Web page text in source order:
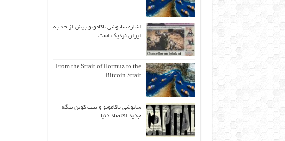
اشاره ساتوشی ناکاموتو بیش از حد به
ایران نزدیک است
From the Strait of Hormuz to the
Bitcoin Strait
ساتوشی ناکاموتو و بیت کوین تنگه
جدید اقتصاد دنیا